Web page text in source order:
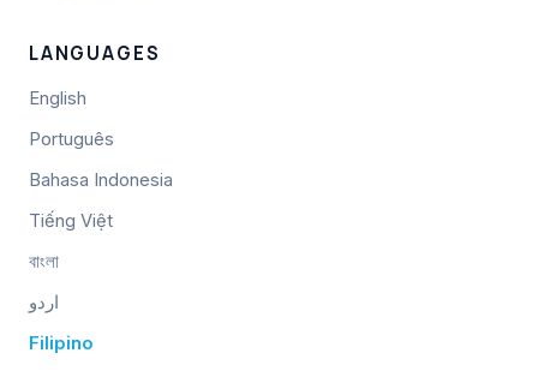
LANGUAGES
English
Português
Bahasa Indonesia
Tiếng Việt
বাংলা
اردو
Filipino